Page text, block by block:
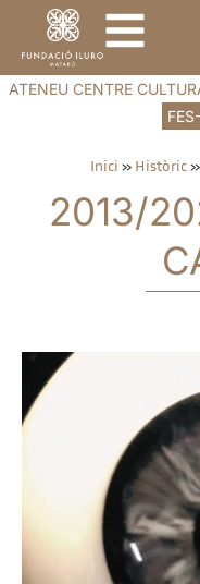
ATENEU CENTRE
Inici » Històric»
2013/